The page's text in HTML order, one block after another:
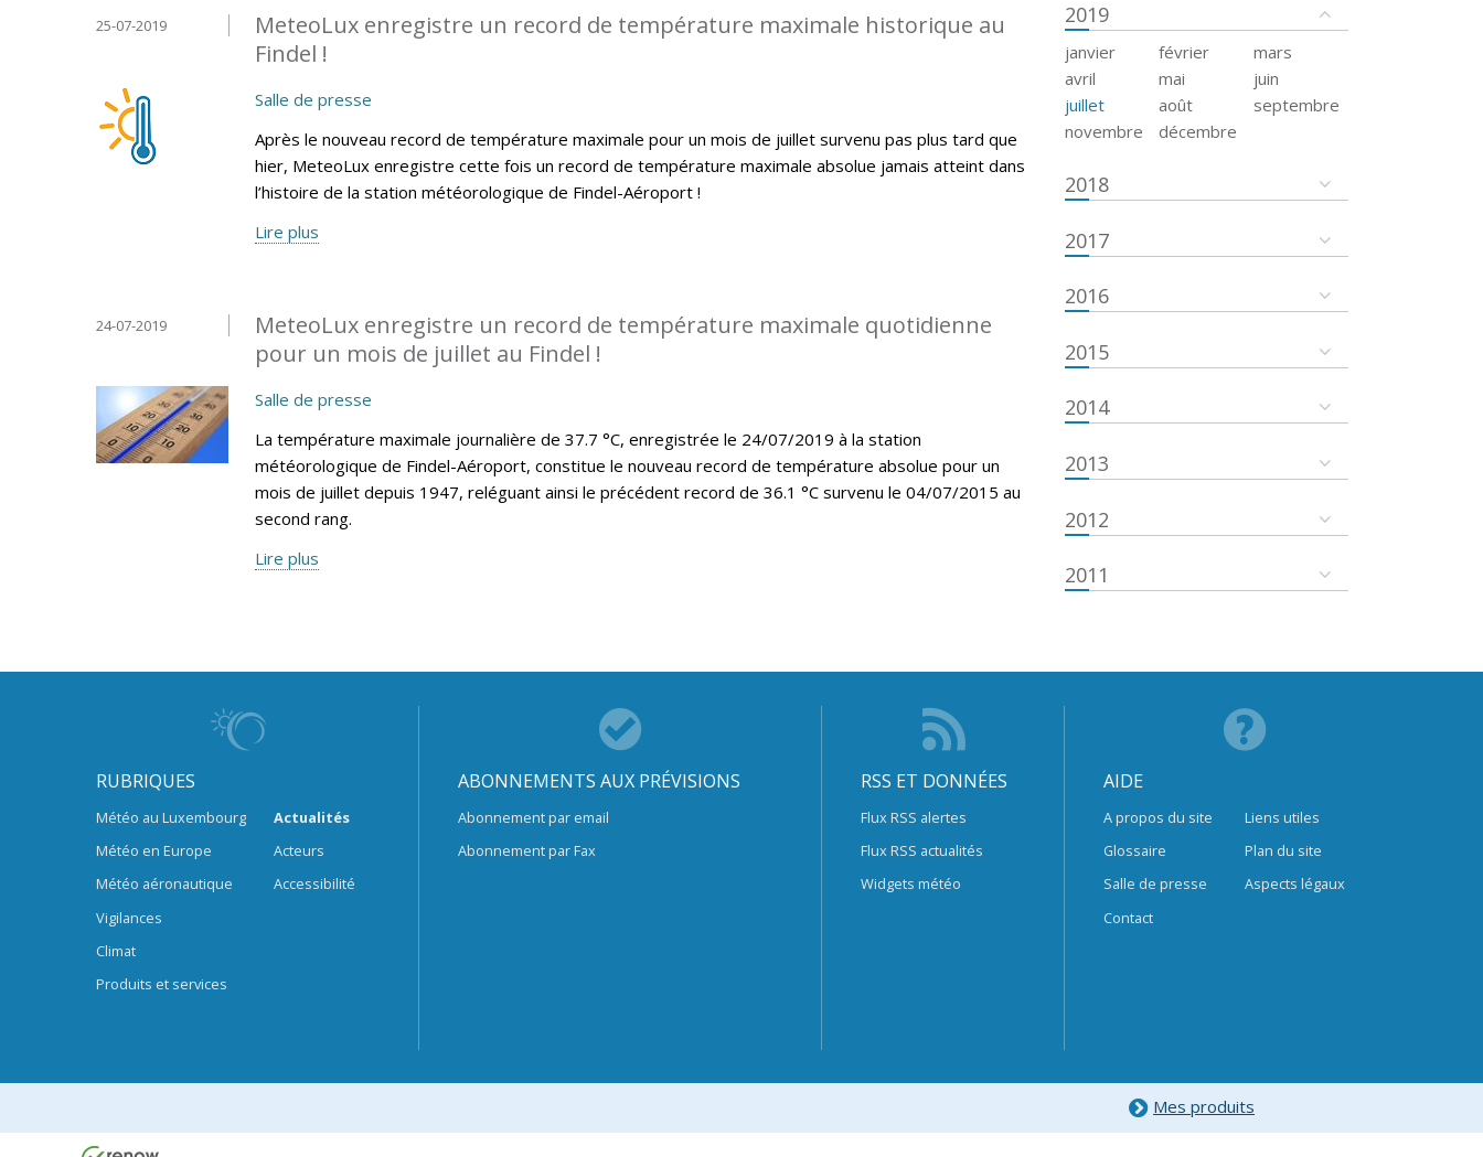
MeteoLux enregistre un record de température maximale historique au
Findel !
25-07-2019
Salle de presse
Après le nouveau record de température maximale pour un mois de juillet survenu pas plus tard que
hier, MeteoLux enregistre cette fois un record de température maximale absolue jamais atteint dans
l’histoire de la station météorologique de Findel-Aéroport !
Lire plus
MeteoLux enregistre un record de température maximale quotidienne
pour un mois de juillet au Findel !
24-07-2019
Salle de presse
La température maximale journalière de 37.7 °C, enregistrée le 24/07/2019 à la station
météorologique de Findel-Aéroport, constitue le nouveau record de température absolue pour un
mois de juillet depuis 1947, reléguant ainsi le précédent record de 36.1 °C survenu le 04/07/2015 au
second rang.
Lire plus
2019
janvier février
mars
avril
mai
juin
juillet
août
septembre
novembre
décembre
2018
2017
2016
2015
2014
2013
2012
2011
RUBRIQUES
Météo au Luxembourg
Météo en Europe
Météo aéronautique
Vigilances
Climat
Produits et services
Actualités
Acteurs
Accessibilité
ABONNEMENTS AUX PRÉVISIONS
Abonnement par email
Abonnement par Fax
RSS ET DONNÉES
Flux RSS alertes
Flux RSS actualités
Widgets météo
AIDE
A propos du site
Glossaire
Salle de presse
Contact
Liens utiles
Plan du site
Aspects légaux
Mes produits